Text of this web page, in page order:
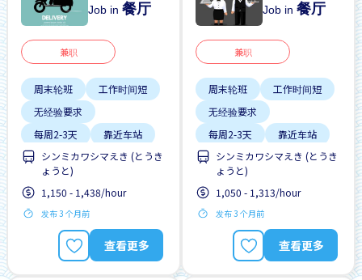
Job in餐厅
兼职
周末轮班
工作时间短
无经验要求
每周2-3天
靠近车站
シンミカワシマえき (とうき
ょうと)
1,150 - 1,438/hour
发布 3 个月前
查看更多
Job in餐厅
兼职
周末轮班
工作时间短
无经验要求
每周2-3天
靠近车站
シンミカワシマえき (とうき
ょうと)
1,050 - 1,313/hour
发布 3 个月前
查看更多